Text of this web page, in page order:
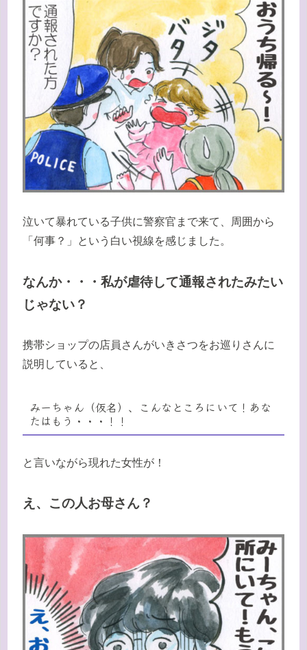
泣いて暴れている子供に警察官まで来て、周囲から
「何事？」という白い視線を感じました。
なんか・・・私が虐待して通報されたみたい
じゃない？
携帯ショップの店員さんがいきさつをお巡りさんに
説明していると、
みーちゃん（仮名）、こんなところにいて！あな
たはもう・・・！！
と言いながら現れた女性が！
え、この人お母さん？